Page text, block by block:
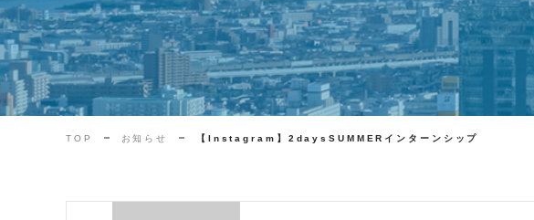
TOP お知らせ 【Instagram】2daysSUMMERインターンシップ